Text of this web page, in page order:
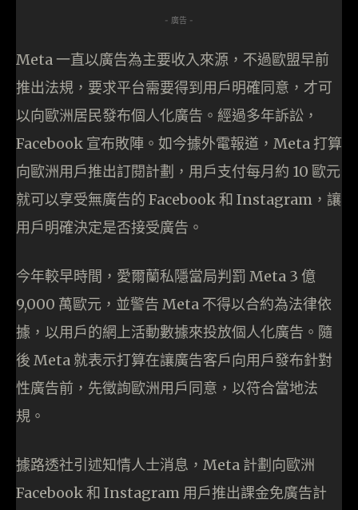
- 廣告 -
Meta 一直以廣告為主要收入來源，不過歐盟早前
推出法規，要求平台需要得到用戶明確同意，才可
以向歐洲居民發布個人化廣告。經過多年訴訟，
Facebook 宣布敗陣。如今據外電報道，Meta 打算
向歐洲用戶推出訂閱計劃，用戶支付每月約 10 歐元
就可以享受無廣告的 Facebook 和 Instagram，讓
用戶明確決定是否接受廣告。
今年較早時間，愛爾蘭私隱當局判罰 Meta 3 億
9,000 萬歐元，並警告 Meta 不得以合約為法律依
據，以用戶的網上活動數據來投放個人化廣告。隨
後 Meta 就表示打算在讓廣告客戶向用戶發布針對
性廣告前，先徵詢歐洲用戶同意，以符合當地法
規。
據路透社引述知情人士消息，Meta 計劃向歐洲
Facebook 和 Instagram 用戶推出課金免廣告計